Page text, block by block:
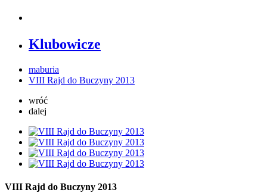
Klubowicze
maburia
VIII Rajd do Buczyny 2013
wróć
dalej
VIII Rajd do Buczyny 2013